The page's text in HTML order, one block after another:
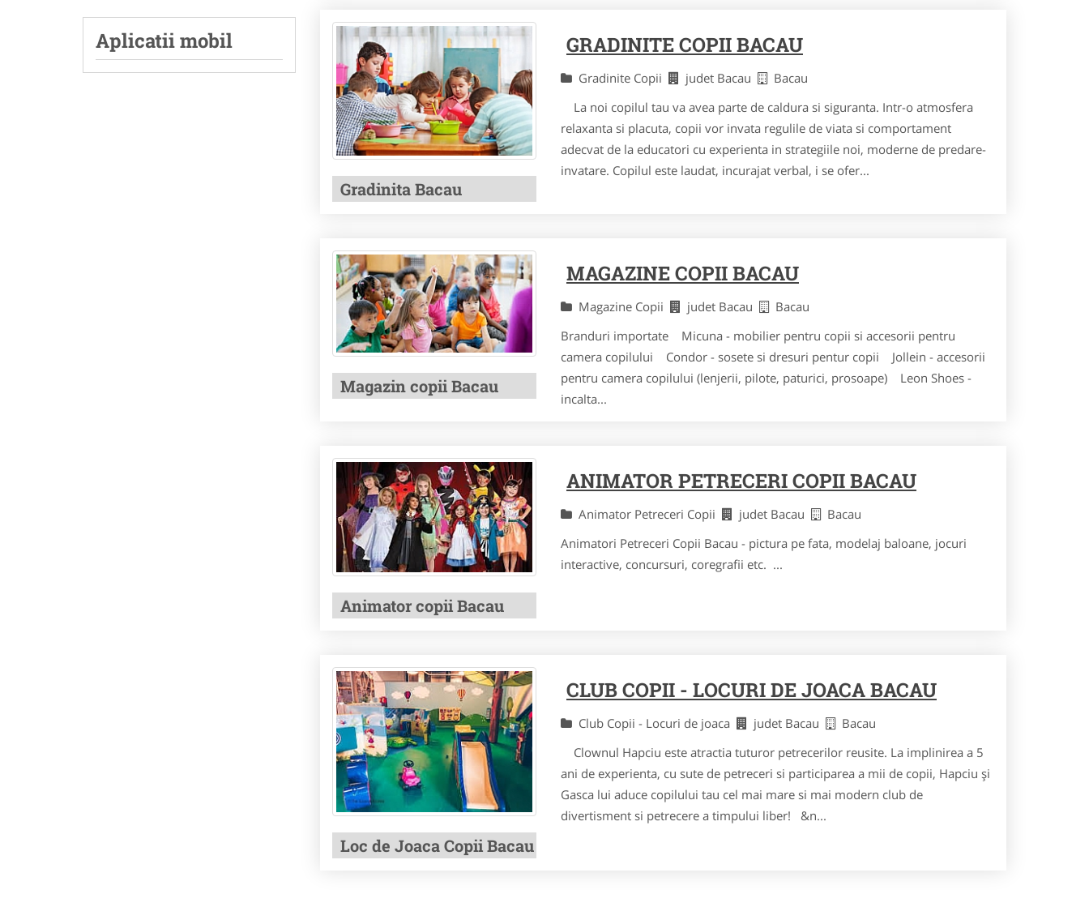
Aplicatii mobil
Gradinita Bacau
GRADINITE COPII BACAU
Gradinite Copii judet Bacau
Bacau
La noi copilul tau va avea parte de caldura si siguranta. Intr-o atmosfera
relaxanta si placuta, copii vor invata regulile de viata si comportament
adecvat de la educatori cu experienta in strategiile noi, moderne de predare-
invatare. Copilul este laudat, incurajat verbal, i se ofer...
Magazin copii Bacau
MAGAZINE COPII BACAU
Magazine Copii judet Bacau
Bacau
Branduri importate Micuna - mobilier pentru copii si accesorii pentru
camera copilului Condor - sosete si dresuri pentur copii Jollein - accesorii
pentru camera copilului (lenjerii, pilote, paturici, prosoape) Leon Shoes -
incalta...
Animator copii Bacau
ANIMATOR PETRECERI COPII BACAU
Animator Petreceri Copii judet Bacau
Bacau
Animatori Petreceri Copii Bacau - pictura pe fata, modelaj baloane, jocuri
interactive, concursuri, coregrafii etc. ...
Loc de Joaca Copii Bacau
CLUB COPII - LOCURI DE JOACA BACAU
Club Copii - Locuri de joaca judet Bacau
Bacau
Clownul Hapciu este atractia tuturor petrecerilor reusite. La implinirea a 5
ani de experienta, cu sute de petreceri si participarea a mii de copii, Hapciu şi
Gasca lui aduce copilului tau cel mai mare si mai modern club de
divertisment si petrecere a timpului liber! &n...